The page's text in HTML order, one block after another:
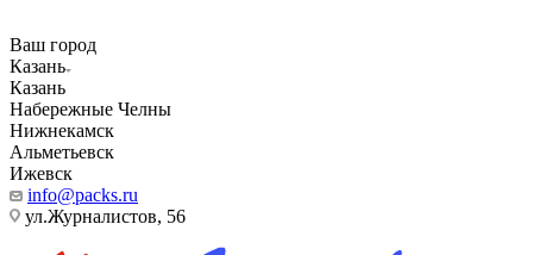
Ваш город
Казань
Казань
Набережные Челны
Нижнекамск
Альметьевск
Ижевск
info@packs.ru
ул.Журналистов, 56